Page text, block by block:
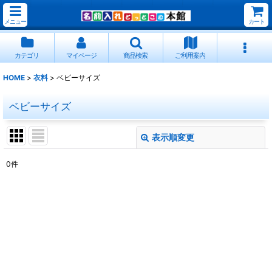
メニュー カート
カテゴリ マイページ 商品検索 ご利用案内
HOME > 衣料 > ベビーサイズ
ベビーサイズ
表示順変更
0件